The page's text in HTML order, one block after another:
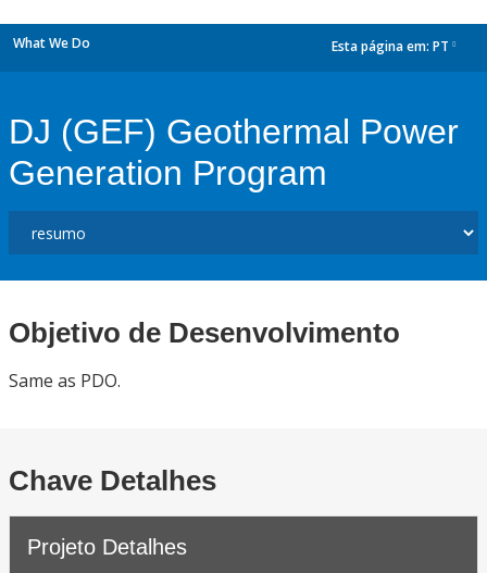
What We Do Esta página em: PT
DJ (GEF) Geothermal Power
Generation Program
Objetivo de Desenvolvimento
Same as PDO.
Chave Detalhes
Projeto Detalhes